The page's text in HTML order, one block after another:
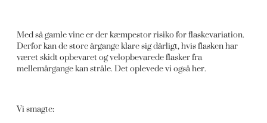
Med så gamle vine er der kæmpestor risiko for flaskevariation.
Derfor kan de store årgange klare sig dårligt, hvis flasken har
været skidt opbevaret og velopbevarede flasker fra
mellemårgange kan stråle. Det oplevede vi også her.
Vi smagte: